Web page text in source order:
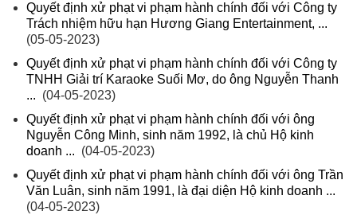
Quyết định xử phạt vi phạm hành chính đối với Công ty
Trách nhiệm hữu hạn Hương Giang Entertainment, ...
(05-05-2023)
Quyết định xử phạt vi phạm hành chính đối với Công ty
TNHH Giải trí Karaoke Suối Mơ, do ông Nguyễn Thanh
... (04-05-2023)
Quyết định xử phạt vi phạm hành chính đối với ông
Nguyễn Công Minh, sinh năm 1992, là chủ Hộ kinh
doanh ... (04-05-2023)
Quyết định xử phạt vi phạm hành chính đối với ông Trần
Văn Luân, sinh năm 1991, là đại diện Hộ kinh doanh ...
(04-05-2023)